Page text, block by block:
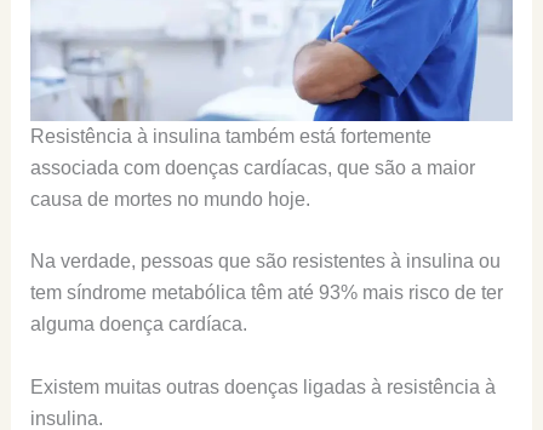
Resistência à insulina também está fortemente
associada com doenças cardíacas, que são a maior
causa de mortes no mundo hoje.
Na verdade, pessoas que são resistentes à insulina ou
tem síndrome metabólica têm até 93% mais risco de ter
alguma doença cardíaca.
Existem muitas outras doenças ligadas à resistência à
insulina.